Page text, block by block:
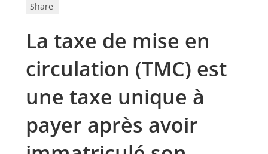
Share
La taxe de mise en
circulation (TMC) est
une taxe unique à
payer après avoir